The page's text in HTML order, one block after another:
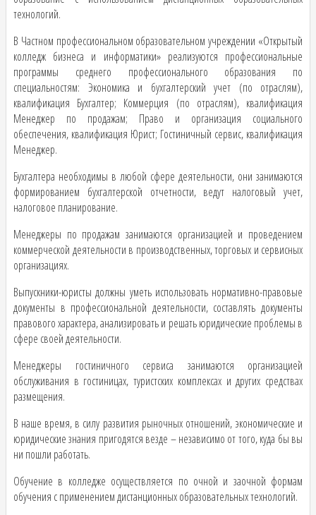
технологий.
В Частном профессиональном образовательном учреждении «Открытый
колледж бизнеса и информатики» реализуются профессиональные
программы среднего профессионального образования по
специальностям: Экономика и бухгалтерский учет (по отраслям),
квалификация Бухгалтер; Коммерция (по отраслям), квалификация
Менеджер по продажам; Право и организация социального
обеспечения, квалификация Юрист; Гостиничный сервис, квалификация
Менеджер.
​Бухгалтера необходимы в любой сфере деятельности, они занимаются
формированием бухгалтерской отчетности, ведут налоговый учет,
налоговое планирование.
​Менеджеры по продажам занимаются организацией и проведением
коммерческой деятельности в производственных, торговых и сервисных
организациях.
​Выпускники-юристы должны уметь использовать нормативно-правовые
документы в профессиональной деятельности, составлять документы
правового характера, анализировать и решать юридические проблемы в
сфере своей деятельности.
Менеджеры гостиничного сервиса занимаются организацией
обслуживания в гостиницах, туристских комплексах и других средствах
размещения.
​В наше время, в силу развития рыночных отношений, экономические и
юридические знания пригодятся везде – независимо от того, куда бы вы
ни пошли работать.
​Обучение в колледже осуществляется по очной и заочной формам
обучения с применением дистанционных образовательных технологий.